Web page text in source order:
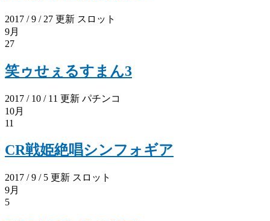
2017 / 9 / 27 更新 スロット
9月
27
笑ゥせぇるすまん3
2017 / 10 / 11 更新 パチンコ
10月
11
CR戦姫絶唱シンフォギア
2017 / 9 / 5 更新 スロット
9月
5